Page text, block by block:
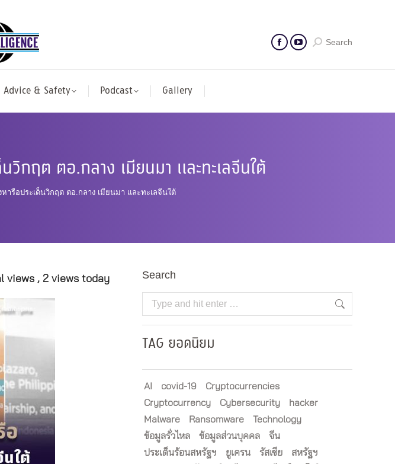
Search
Advice & Safety Podcast Gallery
วิกฤต ตอ.กลาง เมียนมา และทะเลจีนใต้
ารือประเด็นวิกฤต ตอ.กลาง เมียนมา และทะเลจีนใต้
views , 2 views today Search
Search:
TAG ยอดนิยม
AI covid-19
Cryptocurrencies
Cryptocurrency
Cybersecurity
hacker
Malware
Ransomware
Technology
ข้อมูลรั่วไหล
ข้อมูลส่วนบุคคล
จีน
ประเด็นร้อนสหรัฐฯ
ยูเครน รัสเซีย
สหรัฐฯ